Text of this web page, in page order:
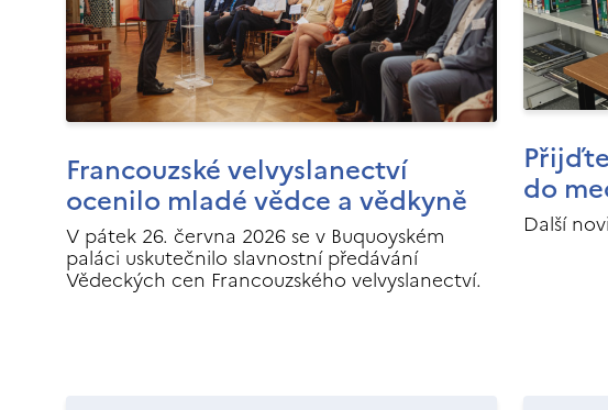
Francouzské velvyslanectví
ocenilo mladé vědce a vědkyně
V pátek 26. června 2026 se v Buquoyském
paláci uskutečnilo slavnostní předávání
Vědeckých cen Francouzského velvyslanectví.
do
Další